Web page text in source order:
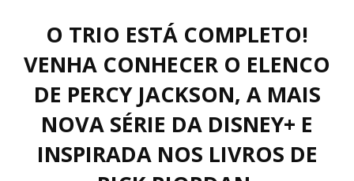
O TRIO ESTÁ COMPLETO!
VENHA CONHECER O ELENCO
DE PERCY JACKSON, A MAIS
NOVA SÉRIE DA DISNEY+ E
INSPIRADA NOS LIVROS DE